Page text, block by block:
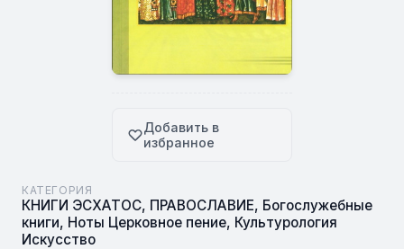
Добавить в
избранное
КАТЕГОРИЯ
КНИГИ ЭСХАТОС, ПРАВОСЛАВИЕ, Богослужебные
книги, Ноты Церковное пение, Культурология
Искусство